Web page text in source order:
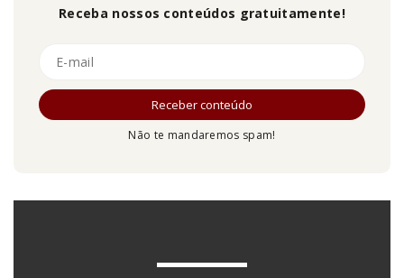
Receba nossos conteúdos gratuitamente!
Não te mandaremos spam!